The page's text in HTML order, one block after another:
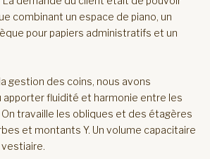
combinant un espace de piano, un
pour papiers administratifs et un
gestion des coins, nous avons
apporter fluidité et harmonie entre les
travaille les obliques et des étagères
et montants Y. Un volume capacitaire